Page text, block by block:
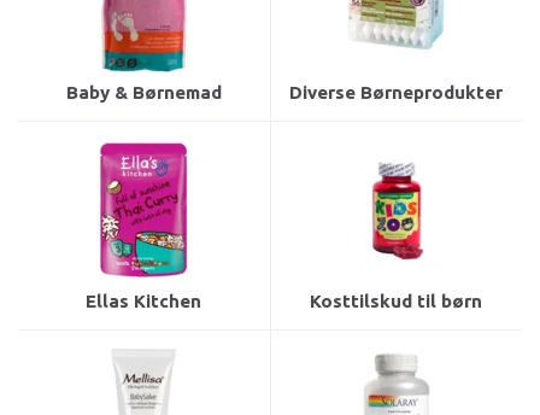
Baby & Børnemad Diverse Børneprodukter
Ellas Kitchen Kosttilskud til børn